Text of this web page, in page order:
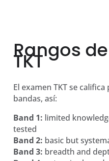
Rangos
TKT
El examen TKT se
bandas, así:
Band 1: limited
tested
Band 2: basic but
Band 3: breadth and